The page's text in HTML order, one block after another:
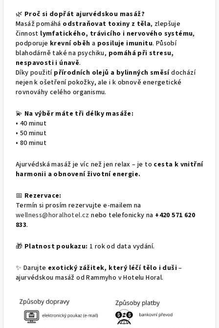
🌿 Proč si dopřát ajurvédskou masáž?
Masáž pomáhá odstraňovat toxiny z těla, zlepšuje
činnost lymfatického, trávicího i nervového systému,
podporuje krevní oběh a posiluje imunitu. Působí
blahodárně také na psychiku, pomáhá při stresu,
nespavosti i únavě.
Díky použití přírodních olejů a bylinných směsídochází
nejen k ošetření pokožky, ale i k obnově energetické
rovnováhy celého organismu.
💫 Na výběr máte tři délky masáže:
• 40 minut
• 50 minut
• 80 minut
Ajurvédská masáž je víc než jen relax – je to cesta k vnitřní
harmonii a obnovení životní energie.
📅 Rezervace:
Termín si prosím rezervujte e-mailem na
wellness@horalhotel.cznebo telefonicky na +420 571 620
833.
🎁 Platnost poukazu: 1 rok od data vydání.
✨ Darujte exotický zážitek, který léčí tělo i duši –
ajurvédskou masáž od Rammyho v Hotelu Horal.